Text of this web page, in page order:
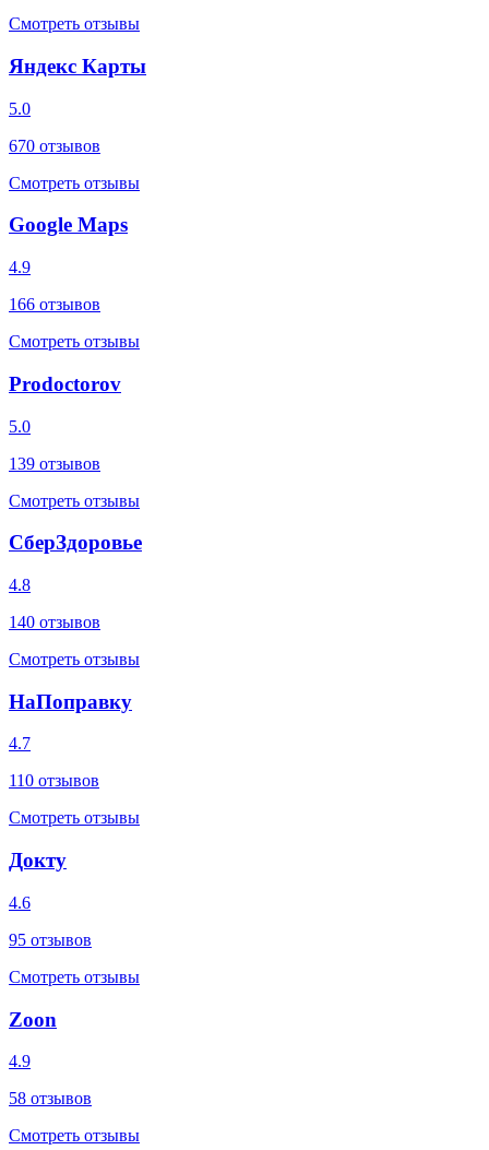
Смотреть отзывы
Яндекс Карты
5.0
670 отзывов
Смотреть отзывы
Google Maps
4.9
166 отзывов
Смотреть отзывы
Prodoctorov
5.0
139 отзывов
Смотреть отзывы
СберЗдоровье
4.8
140 отзывов
Смотреть отзывы
НаПоправку
4.7
110 отзывов
Смотреть отзывы
Докту
4.6
95 отзывов
Смотреть отзывы
Zoon
4.9
58 отзывов
Смотреть отзывы